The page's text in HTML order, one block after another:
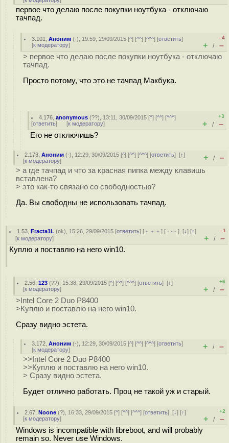
первое что делаю после покупки ноутбука - отключаю
тачпад.
3.101 ,Аноним (-), 19:59, 29/09/2015 [^] [^^] [^^^] [ответить]
[к модератору]
–4
+ / –
> первое что делаю после покупки ноутбука - отключаю
тачпад.
Просто потому, что это не тачпад Макбука.
4.176 ,anonymous (??), 13:11, 30/09/2015 [^] [^^] [^^^]
[ответить] [к модератору]
+3
+ / –
Его не отключишь?
2.173 ,Аноним (-), 12:29, 30/09/2015 [^] [^^] [^^^] [ответить][↑]
[к модератору] + / –
> а где тачпад и что за красная пипка между клавишь
вставлена?
> это как-то связано со свободностью?
Да. Вы свободны не использовать тачпад.
1.53 ,Fracta1L (ok), 15:26, 29/09/2015 [ответить] [ ﹢﹢﹢] [ · · ·][↓] [↑]
[к модератору]
–1
+ / –
Куплю и поставлю на него win10.
2.56 ,123 (??), 15:38, 29/09/2015 [^] [^^] [^^^] [ответить][↓]
[к модератору]
+6
+ / –
>Intel Core 2 Duo P8400
>Куплю и поставлю на него win10.
Сразу видно эстета.
3.172 ,Аноним (-), 12:29, 30/09/2015 [^] [^^] [^^^] [ответить]
[к модератору] + / –
>>Intel Core 2 Duo P8400
>>Куплю и поставлю на него win10.
> Сразу видно эстета.
Будет отлично работать. Проц не такой уж и старый.
2.67 ,Noone (?), 16:33, 29/09/2015 [^] [^^] [^^^] [ответить][↓] [↑]
[к модератору]
+2
+ / –
Windows is incompatible with libreboot, and will probably
remain so. Never use Windows.